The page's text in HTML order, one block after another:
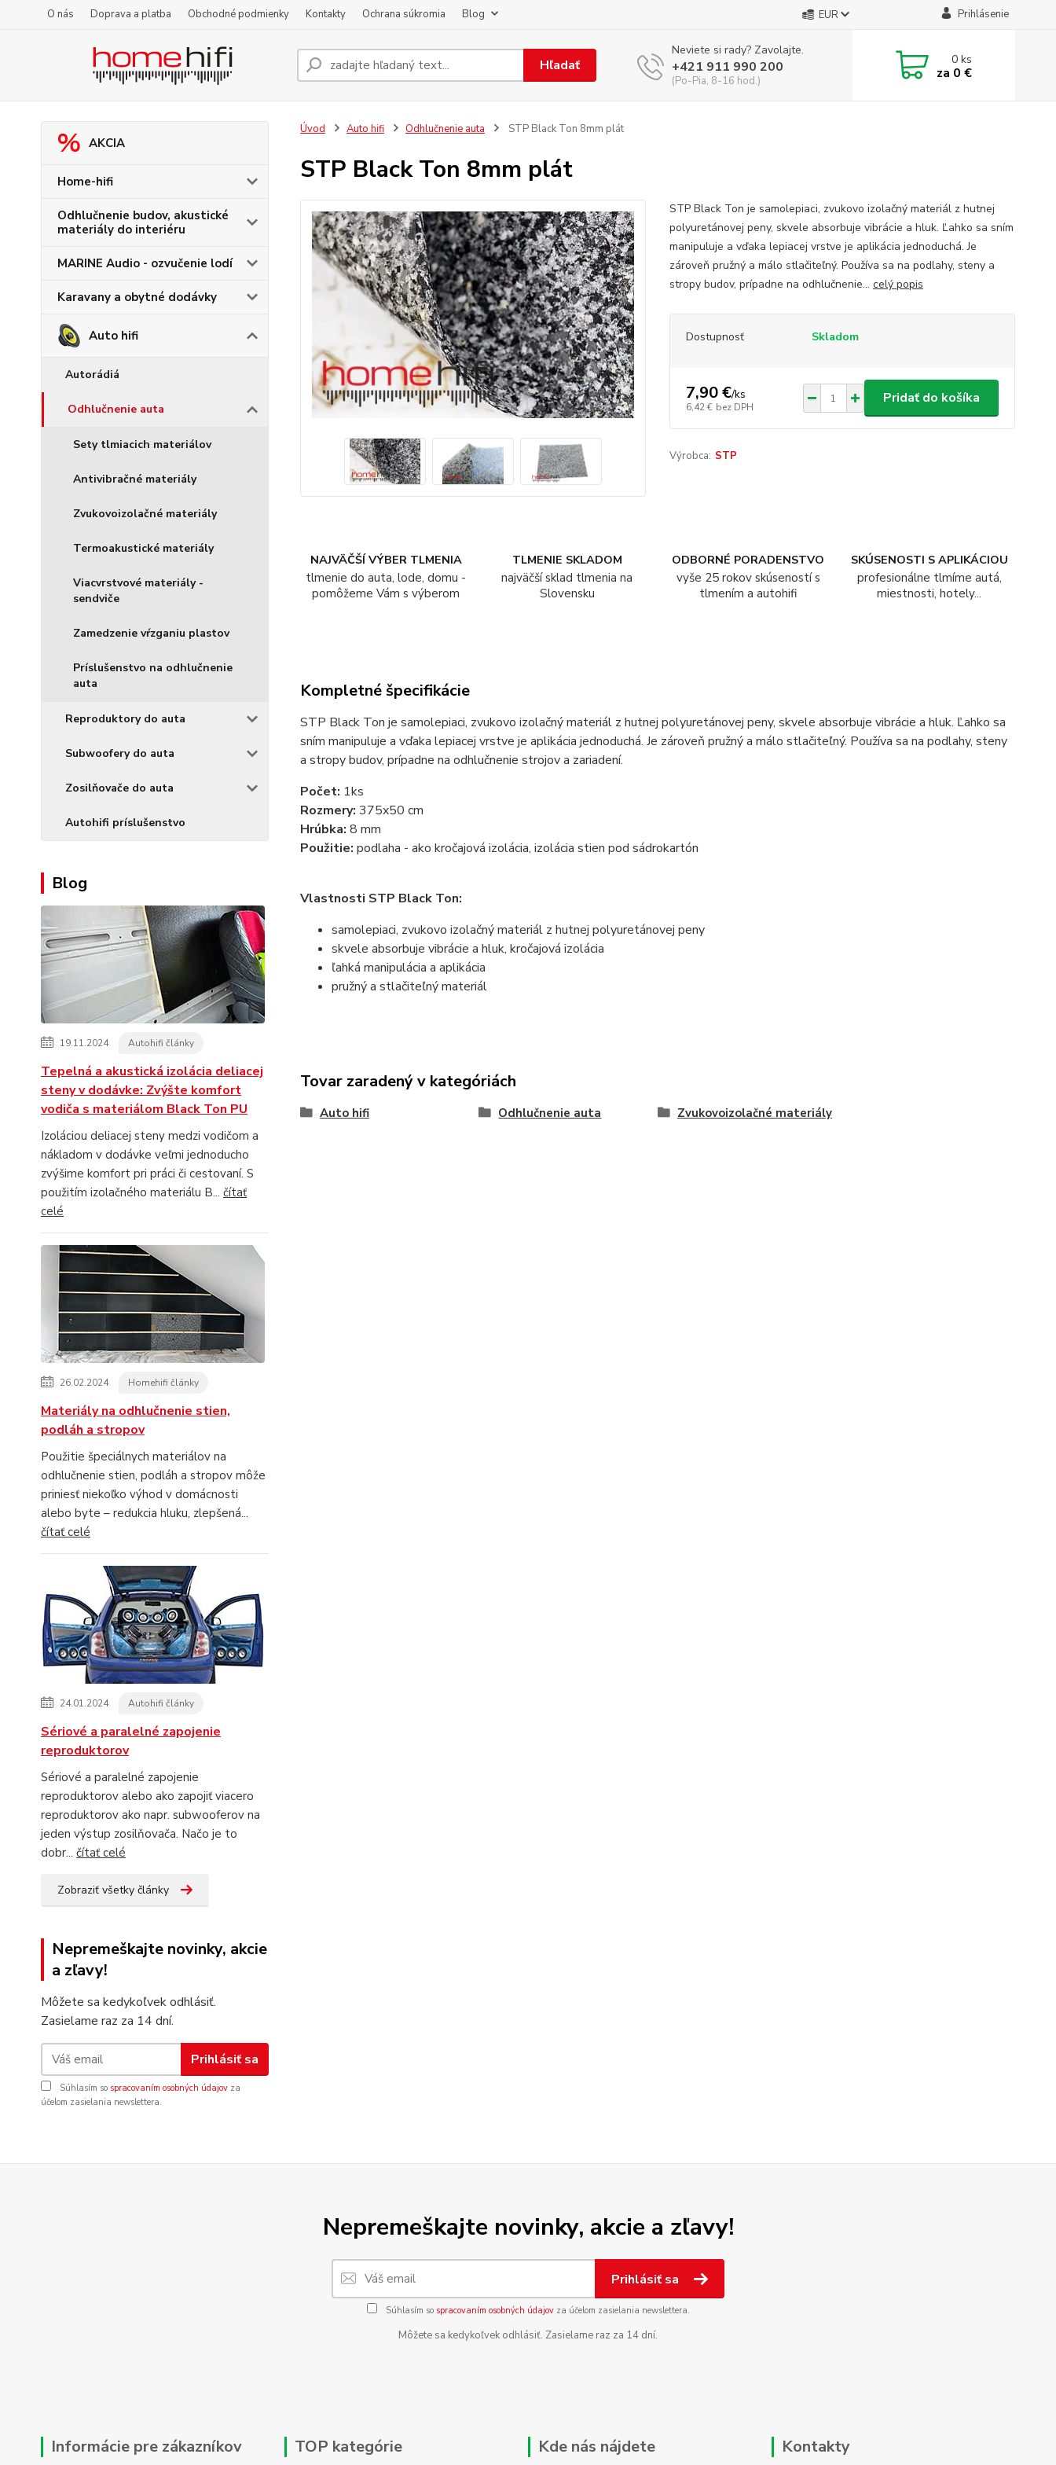
O nás Doprava a platba Obchodné podmienky Kontakty Ochrana súkromia Blog EUR Prihlásenie
Hľadať
Neviete si rady? Zavolajte.
+421 911 990 200
(Po-Pia, 8-16 hod.)
0ks
za 0 €
AKCIA
Home-hifi
Odhlučnenie budov, akustické
materiály do interiéru
MARINE Audio - ozvučenie lodí
Karavany a obytné dodávky
Auto hifi
Autorádiá
Odhlučnenie auta
Sety tlmiacich materiálov
Antivibračné materiály
Zvukovoizolačné materiály
Termoakustické materiály
Viacvrstvové materiály -
sendviče
Zamedzenie vŕzganiu plastov
Príslušenstvo na odhlučnenie
auta
Reproduktory do auta
Subwoofery do auta
Zosilňovače do auta
Autohifi príslušenstvo
Blog
19.11.2024 Autohifi články
Tepelná a akustická izolácia deliacej
steny v dodávke: Zvýšte komfort
vodiča s materiálom Black Ton PU
Izoláciou deliacej steny medzi vodičom a
nákladom v dodávke veľmi jednoducho
zvýšime komfort pri práci či cestovaní. S
použitím izolačného materiálu B... čítať
celé
26.02.2024 Homehifi články
Materiály na odhlučnenie stien,
podláh a stropov
Použitie špeciálnych materiálov na
odhlučnenie stien, podláh a stropov môže
priniesť niekoľko výhod v domácnosti
alebo byte – redukcia hluku, zlepšená...
čítať celé
24.01.2024 Autohifi články
Sériové a paralelné zapojenie
reproduktorov
Sériové a paralelné zapojenie
reproduktorov alebo ako zapojiť viacero
reproduktorov ako napr. subwooferov na
jeden výstup zosilňovača. Načo je to
dobr... čítať celé
Zobraziť všetky články
Nepremeškajte novinky, akcie
a zľavy!
Môžete sa kedykoľvek odhlásiť.
Zasielame raz za 14 dní.
Prihlásiť sa
Súhlasím so spracovaním osobných údajov za
účelom zasielania newslettera.
Úvod Auto hifi Odhlučnenie auta STP Black Ton 8mm plát
STP Black Ton 8mm plát
STP Black Ton je samolepiaci, zvukovo izolačný materiál z hutnej
polyuretánovej peny, skvele absorbuje vibrácie a hluk. Ľahko sa sním
manipuluje a vďaka lepiacej vrstve je aplikácia jednoduchá. Je
zároveň pružný a málo stlačiteľný. Používa sa na podlahy, steny a
stropy budov, prípadne na odhlučnenie... celý popis
Dostupnosť Skladom
7,90 €/ks
6,42 € bez DPH
Pridať do košíka
Výrobca: STP
NAJVÄČŠÍ VÝBER TLMENIA
tlmenie do auta, lode, domu -
pomôžeme Vám s výberom
TLMENIE SKLADOM
najväčší sklad tlmenia na
Slovensku
ODBORNÉ PORADENSTVO
vyše 25 rokov skúseností s
tlmením a autohifi
SKÚSENOSTI S APLIKÁCIOU
profesionálne tlmíme autá,
miestnosti, hotely...
Kompletné špecifikácie
STP Black Ton je samolepiaci, zvukovo izolačný materiál z hutnej polyuretánovej peny, skvele absorbuje vibrácie a hluk. Ľahko sa
sním manipuluje a vďaka lepiacej vrstve je aplikácia jednoduchá. Je zároveň pružný a málo stlačiteľný. Používa sa na podlahy, steny
a stropy budov, prípadne na odhlučnenie strojov a zariadení.
Počet: 1ks
Rozmery: 375x50 cm
Hrúbka: 8 mm
Použitie: podlaha - ako kročajová izolácia, izolácia stien pod sádrokartón
Vlastnosti STP Black Ton:
samolepiaci, zvukovo izolačný materiál z hutnej polyuretánovej peny
skvele absorbuje vibrácie a hluk, kročajová izolácia
ľahká manipulácia a aplikácia
pružný a stlačiteľný materiál
Tovar zaradený v kategóriách
Auto hifi Odhlučnenie auta Zvukovoizolačné materiály
Nepremeškajte novinky, akcie a zľavy!
Prihlásiť sa
Súhlasím so spracovaním osobných údajovza účelom zasielania newslettera.
Môžete sa kedykoľvek odhlásiť. Zasielame raz za 14 dní.
Informácie pre zákazníkov TOP kategórie Kde nás nájdete Kontakty